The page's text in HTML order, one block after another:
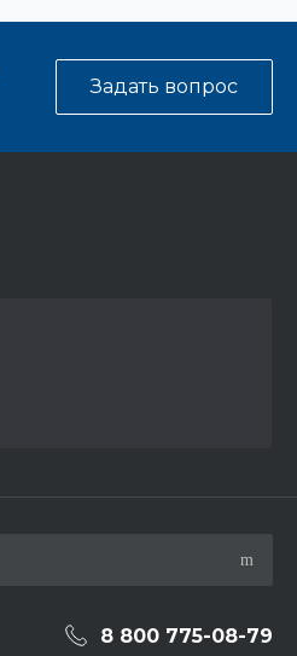
Задать вопрос
8 800 775-08-79